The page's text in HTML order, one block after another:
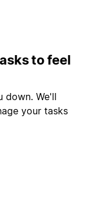
to feel
down. We'll
your tasks